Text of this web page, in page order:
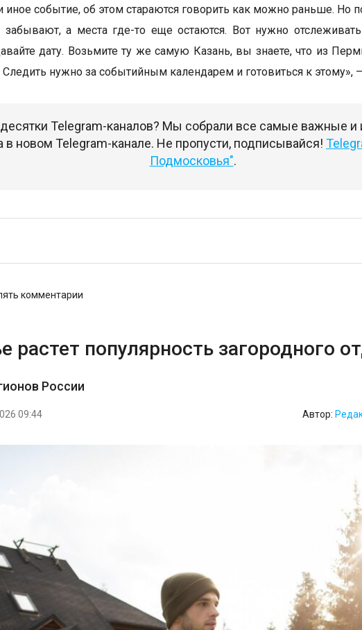
иное событие, об этом стараются говорить как можно раньше. Но
а места где-то еще остаются. Вот нужно
дату. Возьмите ту же самую Казань, вы знаете, что из
нужно за событийным календарем и готовиться к этому»,
Telegram-каналов? Мы собрали все самые важные и
в новом Telegram-канале. Не пропусти, подписывайся!
Подмосковья".
комментарии
растет популярность загородного
России
09:44 Автор: